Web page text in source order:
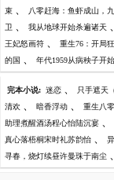
束 、 八零赶海：鱼虾成山，
卫 、 我从地球开始杀遍诸天 、
王妃怒画符 、 重生76：开局
的国 、 年代1959从病秧子开
完本小说: 迷恋 、 只手遮天
清欢 、 暗香浮动 、 重生八
助理煮醒酒汤程心怡陆沉宴 、
真心落梧桐宋时礼苏韵怡 、
寻春，烧灯续昼许曼珠于南尘 、